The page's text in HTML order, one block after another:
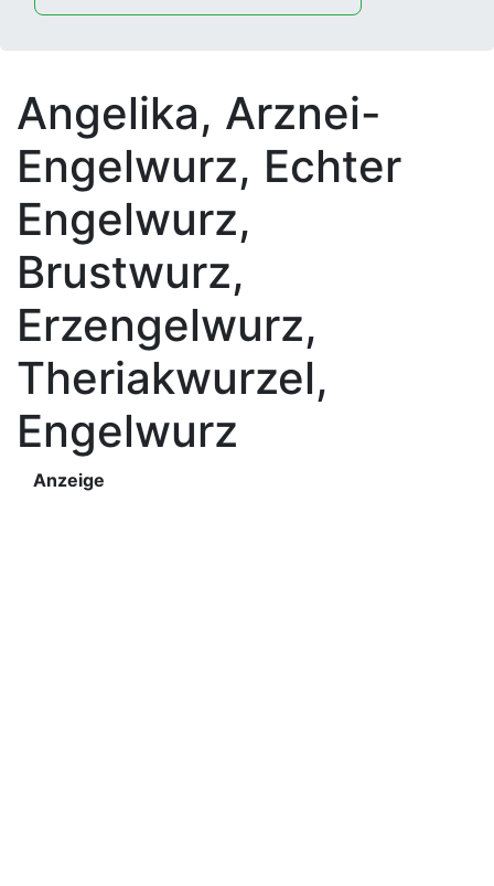
Angelika, Arznei-
Engelwurz, Echter
Engelwurz,
Brustwurz,
Erzengelwurz,
Theriakwurzel,
Engelwurz
Anzeige